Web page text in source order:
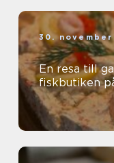
30.
En resa till
fiskbutiken